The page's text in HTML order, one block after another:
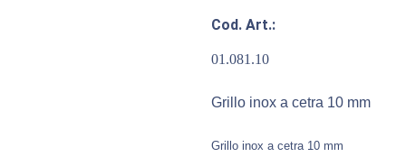
Cod. Art.:
01.081.10
Grillo inox a cetra 10 mm
Grillo inox a cetra 10 mm